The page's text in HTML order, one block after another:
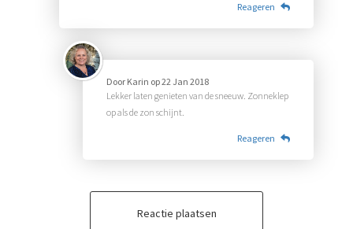
Reageren
Door Karin op22 Jan 2018
Lekker laten genieten van de sneeuw. Zonneklep
op als de zon schijnt.
Reageren
Reactie plaatsen